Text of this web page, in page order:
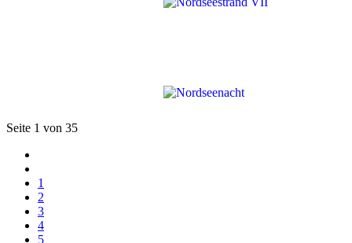
Seite 1 von 35
1
2
3
4
5